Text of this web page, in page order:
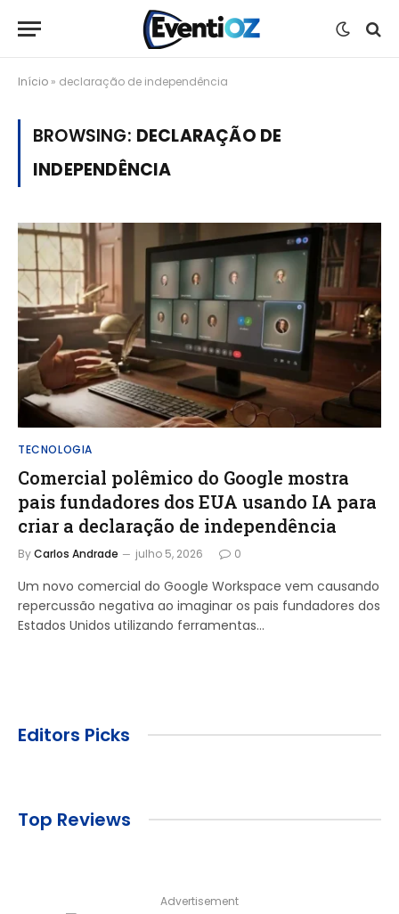
Início » declaração de independência
BROWSING: DECLARAÇÃO DE
INDEPENDÊNCIA
TECNOLOGIA
Comercial polêmico do Google mostra
pais fundadores dos EUA usando IA para
criar a declaração de independência
ByCarlos Andrade julho 5, 2026 0
Um novo comercial do Google Workspace vem causando
repercussão negativa ao imaginar os pais fundadores dos
Estados Unidos utilizando ferramentas…
Editors Picks
Top Reviews
Advertisement